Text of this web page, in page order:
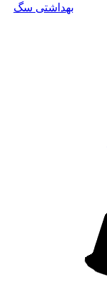
بهداشتی سگ